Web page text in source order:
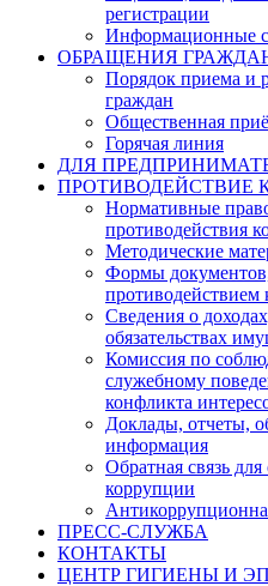
регистрации
Информационные
ОБРАЩЕНИЯ
Порядок приема и
граждан
Общественная
Горячая линия
ДЛЯ
ПРОТИВОДЕЙСТВИЕ
Нормативные
противодействия
Методические
Формы
противодействием
Сведения о
обязательствах
Комиссия по
служебному
конфликта
Доклады, отчеты,
информация
Обратная связь
коррупции
ПРЕСС-СЛУЖБА
КОНТАКТЫ
ЦЕНТР ГИГИЕНЫ И